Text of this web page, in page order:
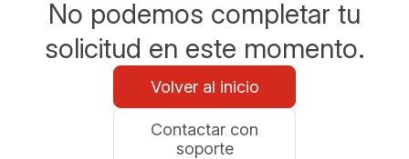
No podemos completar tu
solicitud en este momento.
Volver al inicio
Contactar con
soporte